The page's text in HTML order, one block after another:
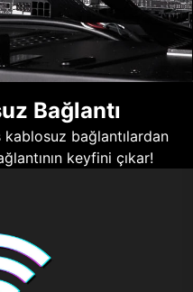
Bağlantı
bağlantılardan
keyfini çıkar!